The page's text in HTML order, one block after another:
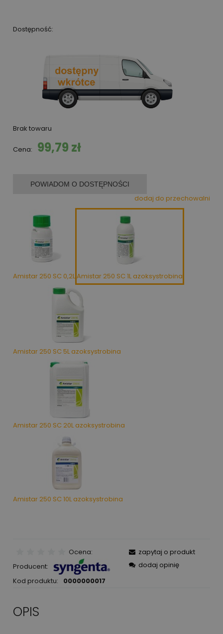
Dostępność:
Brak towaru
Cena: 99,79 zł
Amistar 250 SC 0,2LAmistar 250 SC 1L azoksystrobina
Amistar 250 SC 5L azoksystrobina
Amistar 250 SC 20L azoksystrobina
Amistar 250 SC 10L azoksystrobina
POWIADOM O DOSTĘPNOŚCI
dodaj do przechowalni
Ocena:
Producent:
Kod produktu:
0000000017
zapytaj o produkt
dodaj opinię
OPIS